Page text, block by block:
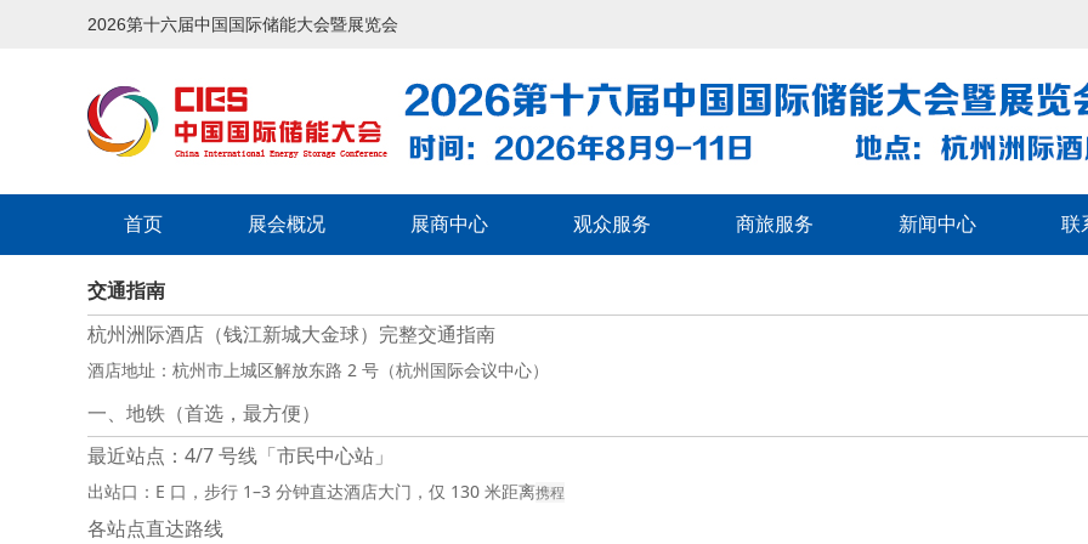
2026第十六届中国国际储能大会暨展览会
首页 展会概况 展商中心 观众服务 商旅服务 新闻中心 联
交通指南
杭州洲际酒店（钱江新城大金球）完整交通指南
酒店地址 ：杭州市上城区解放东路 2 号（杭州国际会议中心）
一、地铁（首选，最方便）
最近站点：4/7 号线「市民中心站」
出站口： E 口 ，步行 1–3 分钟直达酒店大门，仅 130 米距离携程
各站点直达路线